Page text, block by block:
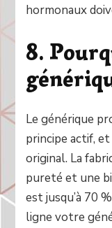
hormonaux
8.
Le générique
principe actif,
original. La
pureté et une
est jusqu’à 70
ligne votre